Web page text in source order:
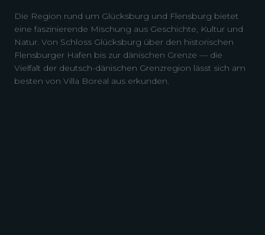
Die Region rund um Glücksburg und Flensburg bietet
eine faszinierende Mischung aus Geschichte, Kultur und
Natur. Von Schloss Glücksburg über den historischen
Flensburger Hafen bis zur dänischen Grenze — die
Vielfalt der deutsch-dänischen Grenzregion lässt sich am
besten von Villa Boreal aus erkunden.